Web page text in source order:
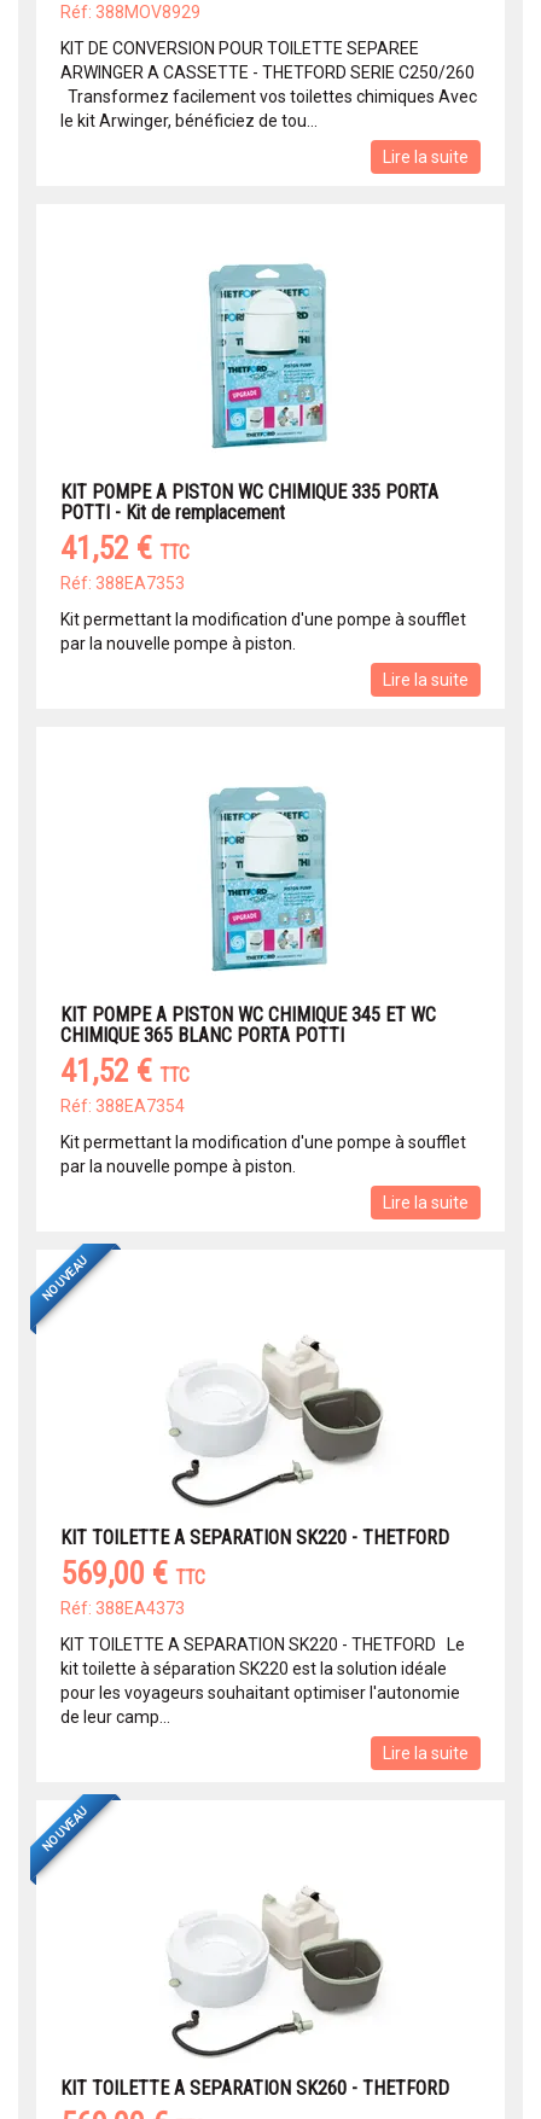
Réf: 388MOV8929
KIT DE CONVERSION POUR TOILETTE SEPAREE
ARWINGER A CASSETTE - THETFORD SERIE C250/260
Transformez facilement vos toilettes chimiques Avec
le kit Arwinger, bénéficiez de tou...
Lire la suite
KIT POMPE A PISTON WC CHIMIQUE 335 PORTA
POTTI - Kit de remplacement
41,52 € TTC
Réf: 388EA7353
Kit permettant la modification d'une pompe à soufflet
par la nouvelle pompe à piston.
Lire la suite
KIT POMPE A PISTON WC CHIMIQUE 345 ET WC
CHIMIQUE 365 BLANC PORTA POTTI
41,52 € TTC
Réf: 388EA7354
Kit permettant la modification d'une pompe à soufflet
par la nouvelle pompe à piston.
Lire la suite
NOUVEAU
KIT TOILETTE A SEPARATION SK220 - THETFORD
569,00 € TTC
Réf: 388EA4373
KIT TOILETTE A SEPARATION SK220 - THETFORD Le
kit toilette à séparation SK220 est la solution idéale
pour les voyageurs souhaitant optimiser l'autonomie
de leur camp...
Lire la suite
NOUVEAU
KIT TOILETTE A SEPARATION SK260 - THETFORD